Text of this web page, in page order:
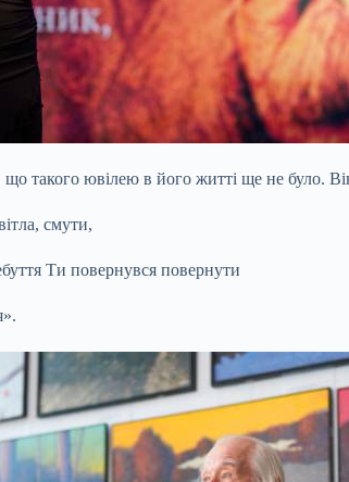
що такого ювілею в його житті ще не було.
смути,
Ти повернувся повернути